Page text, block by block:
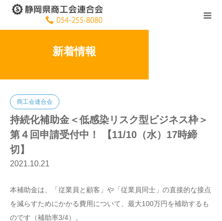
新着情報
商工会連合会
持続化補助金＜低感染リスク型ビジネス枠＞
第４回申請受付中！ 【11/10（水）17時締
切】
2021.10.21
本補助金は、「従業員と顧客」や「従業員同士」の直接的な接点
を減らすためにかかる費用について、最大100万円を補助するも
のです（補助率3/4）。